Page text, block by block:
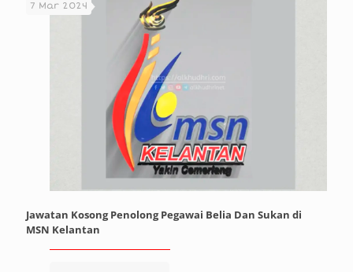
7 Mar 2024
Jawatan Kosong Penolong Pegawai Belia Dan Sukan di
MSN Kelantan